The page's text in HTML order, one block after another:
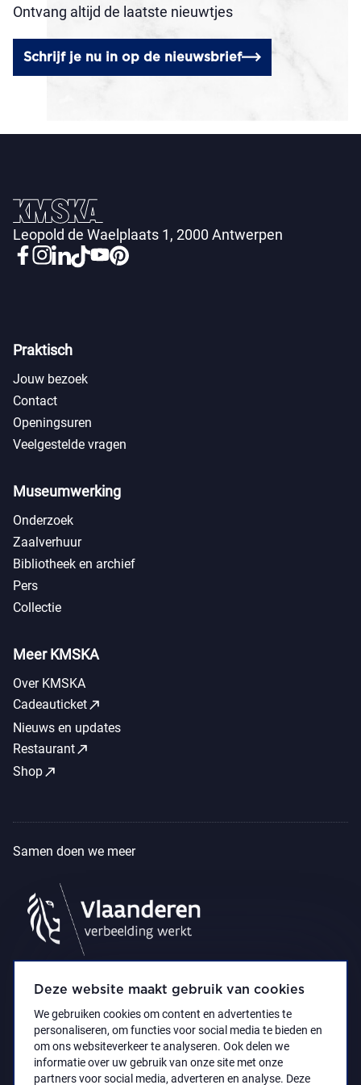
Deze website maakt gebruik van cookies
We gebruiken cookies om content en advertenties te
personaliseren, om functies voor social media te bieden en
om ons websiteverkeer te analyseren. Ook delen we
informatie over uw gebruik van onze site met onze
partners voor social media, adverteren en analyse. Deze
Ontvang altijd de laatste nieuwtjes
Schrijf je nu in op de nieuwsbrief
Leopold de Waelplaats 1, 2000 Antwerpen
Praktisch
Jouw bezoek
Contact
Openingsuren
Veelgestelde vragen
Museumwerking
Onderzoek
Zaalverhuur
Bibliotheek en archief
Pers
Collectie
Meer KMSKA
Over KMSKA
Cadeauticketcall_made
Nieuws en updates
Restaurantcall_made
Shopcall_made
Samen doen we meer